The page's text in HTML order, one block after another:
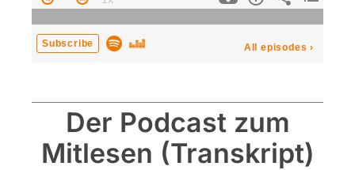
Der Podcast zum
Mitlesen (Transkript)